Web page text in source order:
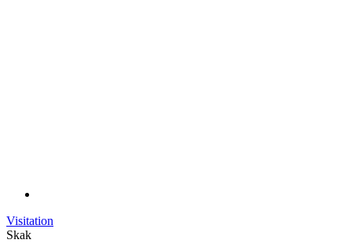
Visitation
Skak